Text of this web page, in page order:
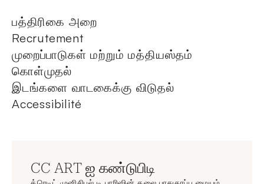
பத்திரிகை அறை
Recrutement
முறைப்பாடுகள் மற்றும் மத்தியஸ்தம்
கொள்முதல்
இடங்களை வாடகைக்கு விடுதல்
Accessibilité
CC ART ஐ கண்டுபிடி